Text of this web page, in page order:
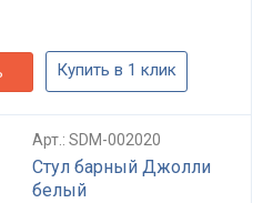
Купить в 1 клик
Арт.: SDM-002020
Стул барный Джолли
белый